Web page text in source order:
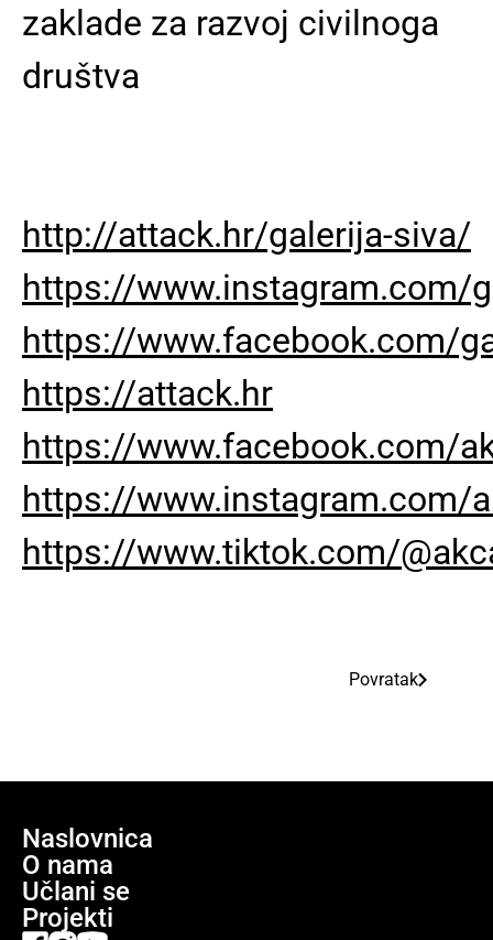
zaklade za razvoj civilnoga
društva
http://attack.hr/galerija-siva/
https://www.instagram.com/
https://www.facebook.com/
https://attack.hr
https://www.facebook.com/
https://www.instagram.com/
https://www.tiktok.com/
Povratak
Naslovnica
O nama
Učlani se
Projekti